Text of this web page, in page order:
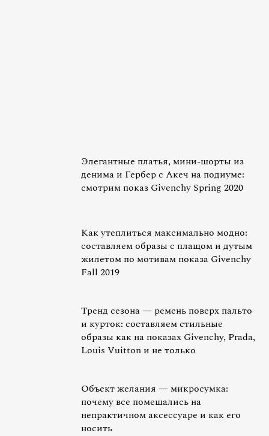
Элегантные платья, мини-шорты из
денима и Гербер с Акеч на подиуме:
смотрим показ Givenchy Spring 2020
Как утеплиться максимально модно:
составляем образы с плащом и дутым
жилетом по мотивам показа Givenchy
Fall 2019
Тренд сезона — ремень поверх пальто
и курток: составляем стильные
образы как на показах Givenchy, Prada,
Louis Vuitton и не только
Объект желания — микросумка:
почему все помешались на
непрактичном аксессуаре и как его
носить